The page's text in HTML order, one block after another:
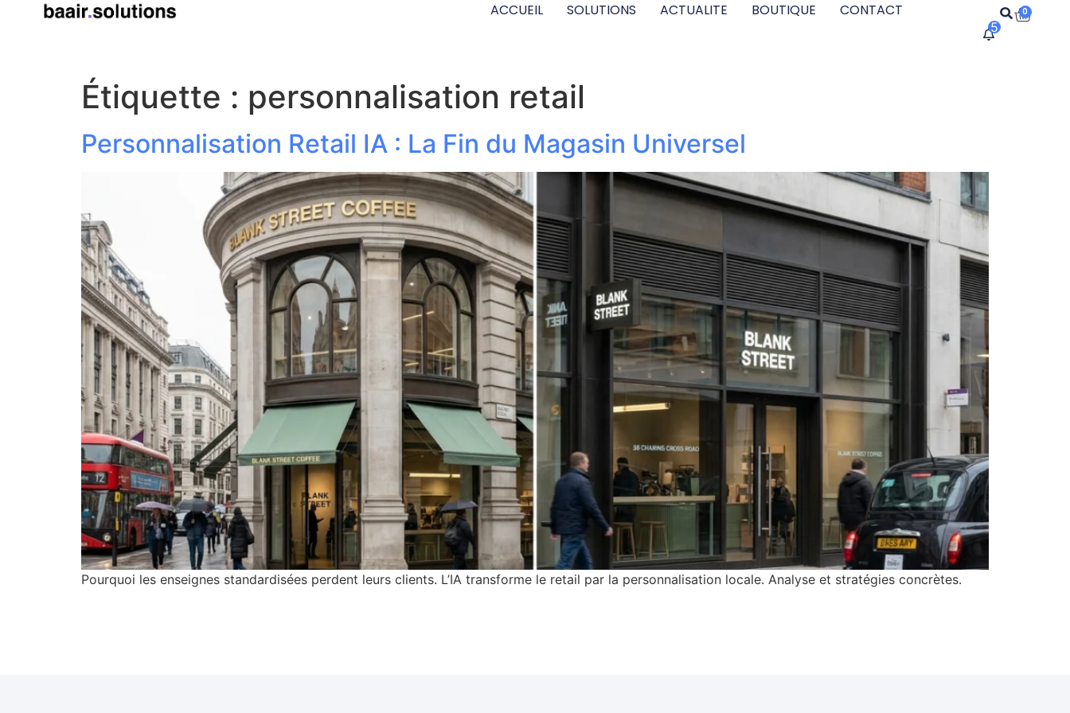
ACCUEIL SOLUTIONS ACTUALITE BOUTIQUE CONTACT
5
0
Étiquette : personnalisation retail
Personnalisation Retail IA : La Fin du Magasin Universel
Pourquoi les enseignes standardisées perdent leurs clients. L’IA transforme le retail par la personnalisation locale. Analyse et stratégies concrètes.